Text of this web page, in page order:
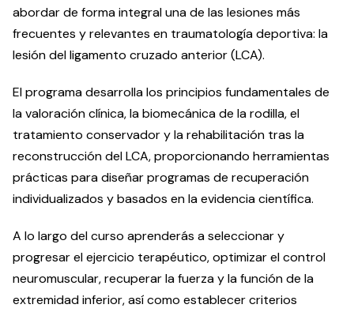
abordar de forma integral una de las lesiones más
frecuentes y relevantes en traumatología deportiva: la
lesión del ligamento cruzado anterior (LCA).
El programa desarrolla los principios fundamentales de
la valoración clínica, la biomecánica de la rodilla, el
tratamiento conservador y la rehabilitación tras la
reconstrucción del LCA, proporcionando herramientas
prácticas para diseñar programas de recuperación
individualizados y basados en la evidencia científica.
A lo largo del curso aprenderás a seleccionar y
progresar el ejercicio terapéutico, optimizar el control
neuromuscular, recuperar la fuerza y la función de la
extremidad inferior, así como establecer criterios